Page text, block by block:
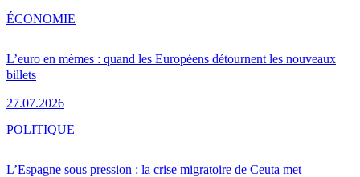
L’euro en mèmes : quand les Européens détournent les nouveaux
billets
27.07.2026
ÉCONOMIE
L’Espagne sous pression : la crise migratoire de Ceuta met
POLITIQUE